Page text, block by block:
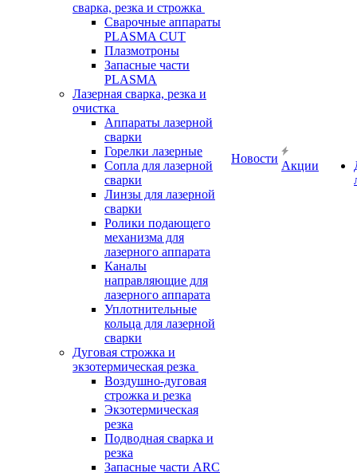
сварка, резка и строжка
Сварочные аппараты
PLASMA CUT
Плазмотроны
Запасные части
PLASMA
Лазерная сварка, резка и
очистка
Аппараты лазерной
сварки
Горелки лазерные
Сопла для лазерной
сварки
Линзы для лазерной
сварки
Ролики подающего
механизма для
лазерного аппарата
Каналы
направляющие для
лазерного аппарата
Уплотнительные
кольца для лазерной
сварки
Дуговая строжка и
экзотермическая резка
Воздушно-дуговая
строжка и резка
Экзотермическая
резка
Подводная сварка и
резка
Запасные части ARC
Новости
Акции